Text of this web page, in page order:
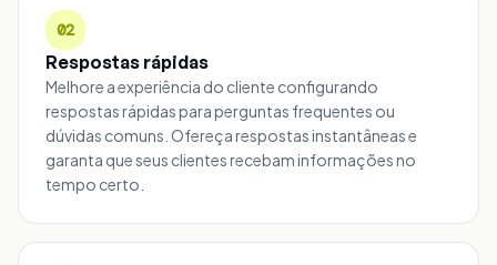
02
Respostas rápidas
Melhore a experiência do cliente configurando
respostas rápidas para perguntas frequentes ou
dúvidas comuns. Ofereça respostas instantâneas e
garanta que seus clientes recebam informações no
tempo certo.